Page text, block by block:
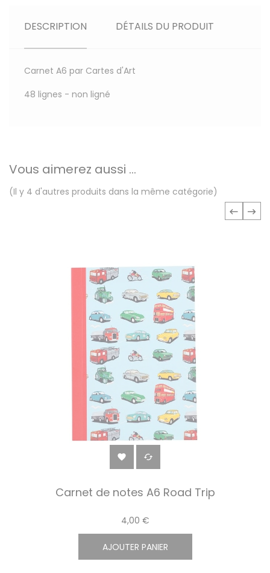
DESCRIPTION DÉTAILS DU PRODUIT
Carnet A6 par Cartes d'Art
48 lignes - non ligné
Vous aimerez aussi ...
(Il y 4 d'autres produits dans la même catégorie)
 
Carnet de notes A6 Road Trip
4,00 €
AJOUTER PANIER